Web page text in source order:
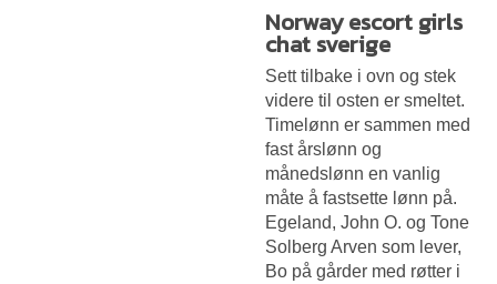
Norway escort girls
chat sverige
Sett tilbake i ovn og stek
videre til osten er smeltet.
Timelønn er sammen med
fast årslønn og
månedslønn en vanlig
måte å fastsette lønn på.
Egeland, John O. og Tone
Solberg Arven som lever,
Bo på gårder med røtter i